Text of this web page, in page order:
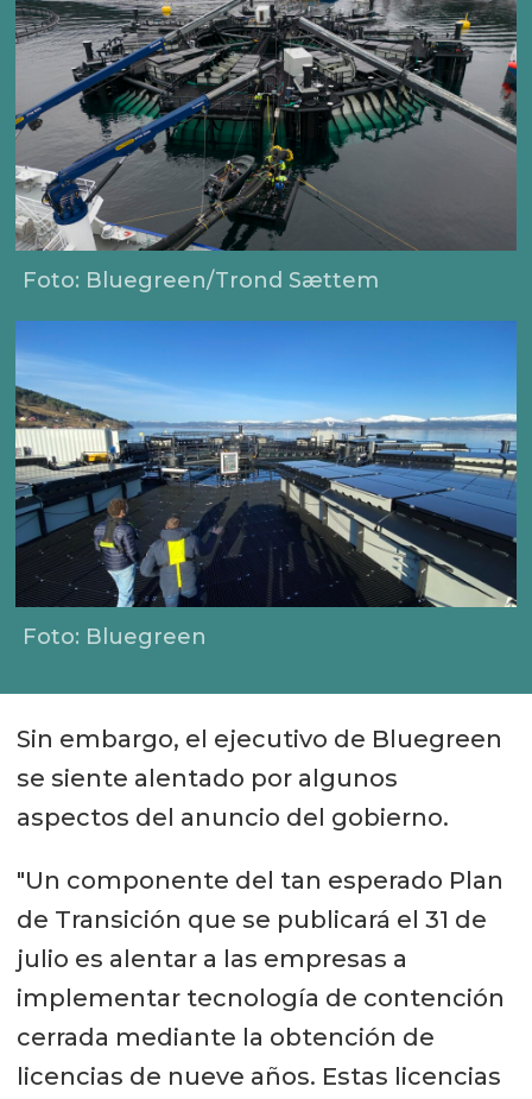
Foto: Bluegreen/Trond Sættem
Foto: Bluegreen
Sin embargo, el ejecutivo de Bluegreen
se siente alentado por algunos
aspectos del anuncio del gobierno.
"Un componente del tan esperado Plan
de Transición que se publicará el 31 de
julio es alentar a las empresas a
implementar tecnología de contención
cerrada mediante la obtención de
licencias de nueve años. Estas licencias